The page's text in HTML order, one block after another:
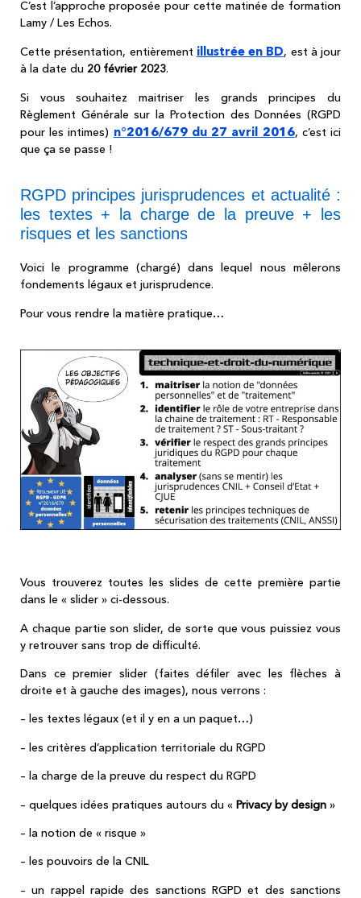
C’est l’approche proposée pour cette matinée de formation
Lamy / Les Echos.
Cette présentation, entièrement illustrée en BD, est à jour
à la date du 20 février 2023.
Si vous souhaitez maitriser les grands principes du
Règlement Générale sur la Protection des Données (RGPD
pour les intimes) n°2016/679 du 27 avril 2016, c’est ici
que ça se passe !
RGPD principes jurisprudences et actualité :
les textes + la charge de la preuve + les
risques et les sanctions
Voici le programme (chargé) dans lequel nous mêlerons
fondements légaux et jurisprudence.
Pour vous rendre la matière pratique…
Vous trouverez toutes les slides de cette première partie
dans le « slider » ci-dessous.
A chaque partie son slider, de sorte que vous puissiez vous
y retrouver sans trop de difficulté.
Dans ce premier slider (faites défiler avec les flèches à
droite et à gauche des images), nous verrons :
– les textes légaux (et il y en a un paquet…)
– les critères d’application territoriale du RGPD
– la charge de la preuve du respect du RGPD
– quelques idées pratiques autours du « Privacy by design »
– la notion de « risque »
– les pouvoirs de la CNIL
– un rappel rapide des sanctions RGPD et des sanctions